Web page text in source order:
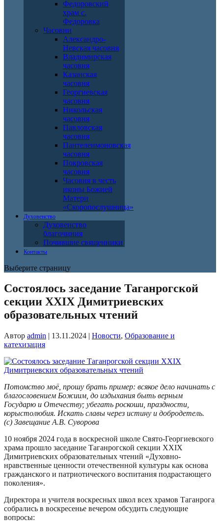
Федоровский
храм с.
Федоровка
Часовни
Александро-
Невская часовня
Владимирская
часовня
Казанская
часовня
Георгиевская
часовня
Никольская
часовня
Павловская
часовня
Пантелеимоновская
часовня
Покровская
часовня
Часовня в честь
иконы Божией
Матери
«Скоропослушница»
Духовенство
Духовенство
благочиния
Почившие священники
Контакты
Выберите страницу
Состоялось заседание Таганрогской
секции XXIХ Димитриевских
образовательных чтений
Автор admin | 13.11.2024 | Новости, Образование и
катехизация
Потомство моё, прошу брать пример: всякое дело начинать с
благословением Божиим, до издыхания быть верным
Государю и Отечеству; убегать роскоши, праздности,
корыстолюбия. Искать славы через истину и добродетель.
(с) Завещание А.В. Суворова
10 ноября 2024 года в воскресной школе Свято-Георгиевского
храма прошло заседание Таганрогской секции XXIХ
Димитриевских образовательных чтений «Духовно-
нравственные ценности отечественной культуры как основа
гражданского и патриотического воспитания подрастающего
поколения».
Директора и учителя воскресных школ всех храмов Таганрога
собрались в воскресенье вечером обсудить следующие
вопросы: